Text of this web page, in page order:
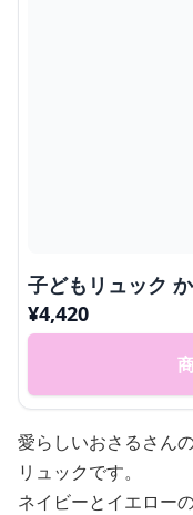
子どもリュック
¥4,420
愛らしいおさるさん
リュックです。
ネイビーとイエロー